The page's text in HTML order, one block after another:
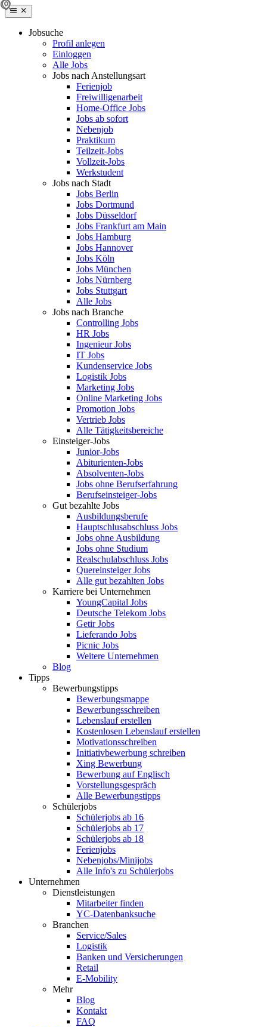
Jobsuche
Profil anlegen
Einloggen
Alle Jobs
Jobs nach Anstellungsart
Ferienjob
Freiwilligenarbeit
Home-Office Jobs
Jobs ab sofort
Nebenjob
Praktikum
Teilzeit-Jobs
Vollzeit-Jobs
Werkstudent
Jobs nach Stadt
Jobs Berlin
Jobs Dortmund
Jobs Düsseldorf
Jobs Frankfurt am Main
Jobs Hamburg
Jobs Hannover
Jobs Köln
Jobs München
Jobs Nürnberg
Jobs Stuttgart
Alle Jobs
Jobs nach Branche
Controlling Jobs
HR Jobs
Ingenieur Jobs
IT Jobs
Kundenservice Jobs
Logistik Jobs
Marketing Jobs
Online Marketing Jobs
Promotion Jobs
Vertrieb Jobs
Alle Tätigkeitsbereiche
Einsteiger-Jobs
Junior-Jobs
Abiturienten-Jobs
Absolventen-Jobs
Jobs ohne Berufserfahrung
Berufseinsteiger-Jobs
Gut bezahlte Jobs
Ausbildungsberufe
Hauptschlusabschluss Jobs
Jobs ohne Ausbildung
Jobs ohne Studium
Realschulabschluss Jobs
Quereinsteiger Jobs
Alle gut bezahlten Jobs
Karriere bei Unternehmen
YoungCapital Jobs
Deutsche Telekom Jobs
Getir Jobs
Lieferando Jobs
Picnic Jobs
Weitere Unternehmen
Blog
Tipps
Bewerbungstipps
Bewerbungsmappe
Bewerbungsschreiben
Lebenslauf erstellen
Kostenlosen Lebenslauf erstellen
Motivationsschreiben
Initiativbewerbung schreiben
Xing Bewerbung
Bewerbung auf Englisch
Vorstellungsgespräch
Alle Bewerbungstipps
Schülerjobs
Schülerjobs ab 16
Schülerjobs ab 17
Schülerjobs ab 18
Ferienjobs
Nebenjobs/Minijobs
Alle Info's zu Schülerjobs
Unternehmen
Dienstleistungen
Mitarbeiter finden
YC-Datenbanksuche
Branchen
Service/Sales
Logistik
Banken und Versicherungen
Retail
E-Mobility
Mehr
Blog
Kontakt
FAQ